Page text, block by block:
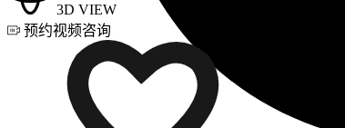
3D VIEW
预约视频咨询